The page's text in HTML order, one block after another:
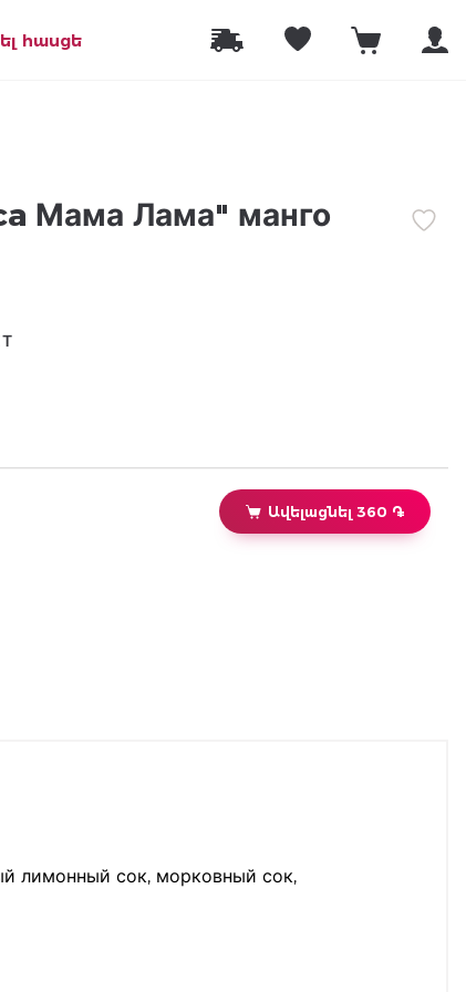
հասցե
Мама Лама" манго
Ավելացնել 360 ֏
лимонный сок, морковный сок,